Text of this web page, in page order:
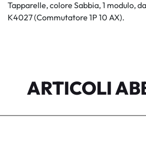
Tapparelle, colore Sabbia, 1 modulo,
K4027 (Commutatore 1P 10 AX).
ARTICOLI